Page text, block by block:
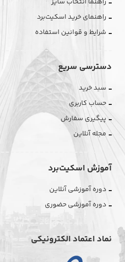
راهنمای خرید اسکیت‌برد
شرایط و قوانین استفاده
دسترسی سریع
سبد خرید
حساب کاربری
پیگیری سفارش
مجله آنلاین
آموزش اسکیت‌برد
دوره آموزشی آنلاین
دوره آموزشی حضوری
نماد اعتماد الکترونیکی